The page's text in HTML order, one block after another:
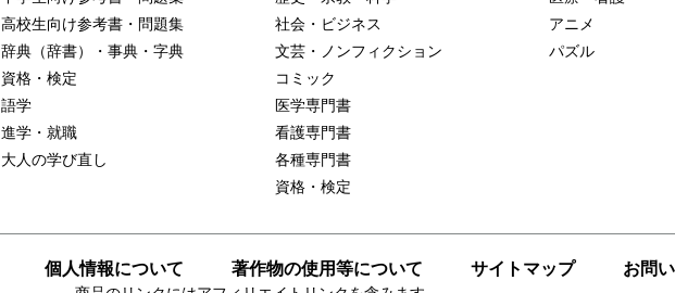
高校生向け参考書・問題集
辞典（辞書）・事典・字典
資格・検定
語学
進学・就職
大人の学び直し
社会・ビジネス
文芸・ノンフィクション
コミック
医学専門書
看護専門書
各種専門書
資格・検定
アニメ
パズル
個人情報について 著作物の使用等について サイトマップ お問